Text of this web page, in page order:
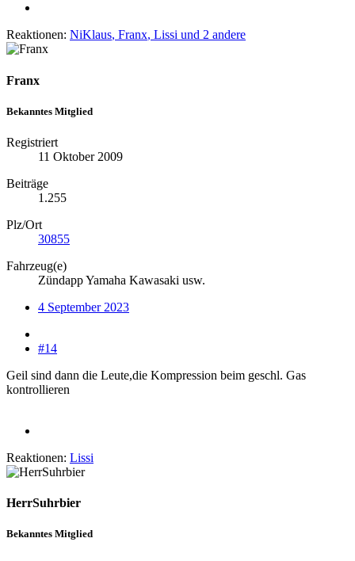
Reaktionen: NiKlaus, Franx, Lissi und 2 andere
Franx
Bekanntes Mitglied
Registriert
11 Oktober 2009
Beiträge
1.255
Plz/Ort
30855
Fahrzeug(e)
Zündapp Yamaha Kawasaki usw.
4 September 2023
#14
Geil sind dann die Leute,die Kompression beim geschl. Gas
kontrollieren
Reaktionen: Lissi
HerrSuhrbier
Bekanntes Mitglied